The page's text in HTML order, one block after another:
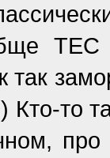
так
Кто-то